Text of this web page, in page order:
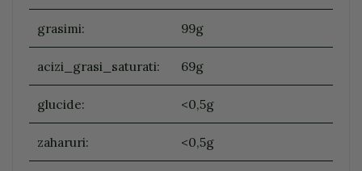
grasimi: 99g
acizi_grasi_saturati: 69g
glucide: <0,5g
zaharuri: <0,5g